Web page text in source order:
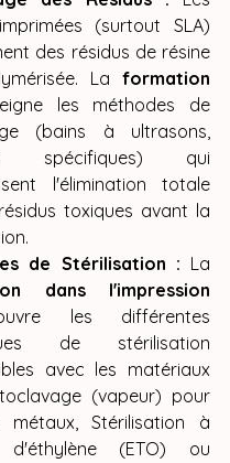
(surtout SLA)
des résidus de résine
La formation
les méthodes de
(bains à ultrasons,
spécifiques) qui
l'élimination totale
toxiques avant la
de Stérilisation :
dans l'impression
les différentes
de stérilisation
avec les matériaux
(vapeur) pour
métaux, Stérilisation à
d'éthylène (ETO) ou